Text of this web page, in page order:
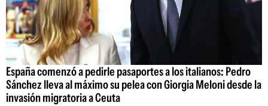
España comenzó a pedirle pasaportes a los italianos: Pedro
Sánchez lleva al máximo su pelea con Giorgia Meloni desde la
invasión migratoria a Ceuta